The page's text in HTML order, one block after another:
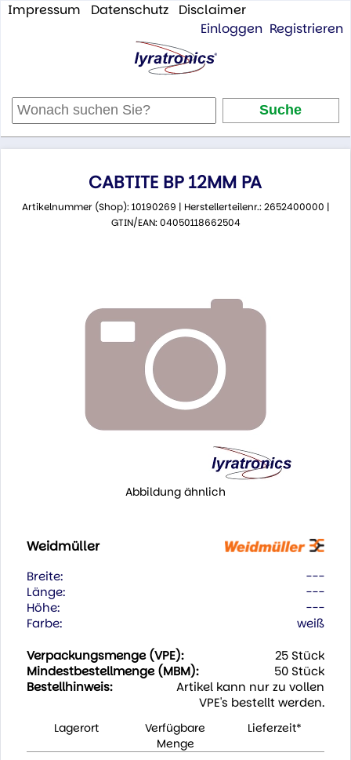
Impressum Datenschutz
Disclaimer
Einloggen Registrieren
CABTITE BP 12MM PA
Artikelnummer (Shop): 10190269 | Herstellerteilenr.: 2652400000 |
GTIN/EAN: 04050118662504
Abbildung ähnlich
Weidmüller
Breite:
---
Länge:
---
Höhe:
---
Farbe:
weiß
Verpackungsmenge (VPE):
25 Stück
Mindestbestellmenge (MBM):
50 Stück
Bestellhinweis:
Artikel kann nur zu vollen
VPE's bestellt werden.
Lagerort
Verfügbare
Menge
Lieferzeit*